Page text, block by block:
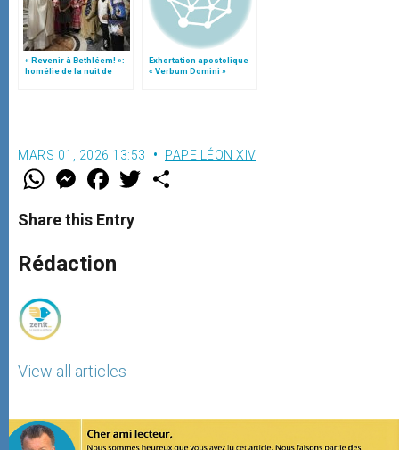
« Revenir à Bethléem! »:
homélie de la nuit de
Noël (texte complet)
Exhortation apostolique
« Verbum Domini »
MARS 01, 2026 13:53 PAPE LÉON XIV
W
t
s
p
p
M
e
s
e
g
e
F
a
e
b
o
k
w
Share this Entry
Rédaction
View all articles